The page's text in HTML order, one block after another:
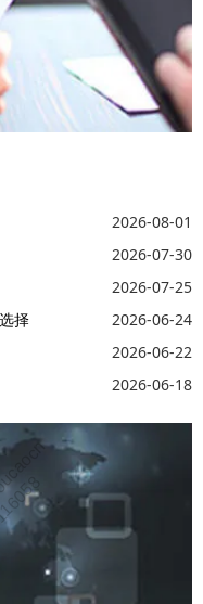
2026-08-01
2026-07-30
2026-07-25
2026-06-24
择
2026-06-22
2026-06-18